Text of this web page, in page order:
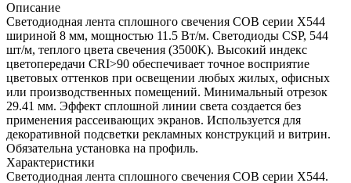
Описание
Светодиодная лента сплошного свечения COB серии X544
шириной 8 мм, мощностью 11.5 Вт/м. Светодиоды CSP, 544
шт/м, теплого цвета свечения (3500K). Высокий индекс
цветопередачи CRI>90 обеспечивает точное восприятие
цветовых оттенков при освещении любых жилых, офисных
или производственных помещений. Минимальный отрезок
29.41 мм. Эффект сплошной линии света создается без
применения рассеивающих экранов. Используется для
декоративной подсветки рекламных конструкций и витрин.
Обязательна установка на профиль.
Характеристики
Светодиодная лента сплошного свечения COB серии X544.